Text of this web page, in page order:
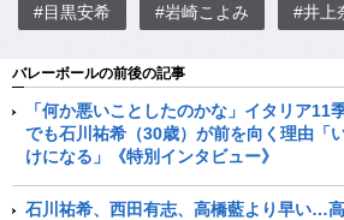
#目黒安希 #岩崎こよみ #井上
バレーボールの前後の記事
「何か悪いことしたのかな」イタリア
でも石川祐希（30歳）が前を向く理由「
けになる」《特別インタビュー》
石川祐希、西田有志、高橋藍より早い…